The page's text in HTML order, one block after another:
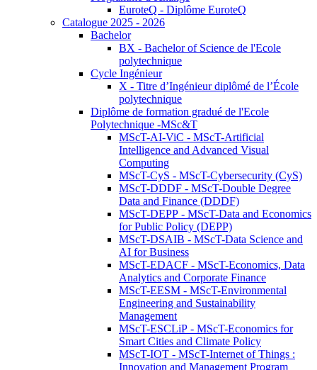
EuroteQ - Diplôme EuroteQ
Catalogue 2025 - 2026
Bachelor
BX - Bachelor of Science de l'Ecole
polytechnique
Cycle Ingénieur
X - Titre d’Ingénieur diplômé de l’École
polytechnique
Diplôme de formation gradué de l'Ecole
Polytechnique -MSc&T
MScT-AI-ViC - MScT-Artificial
Intelligence and Advanced Visual
Computing
MScT-CyS - MScT-Cybersecurity (CyS)
MScT-DDDF - MScT-Double Degree
Data and Finance (DDDF)
MScT-DEPP - MScT-Data and Economics
for Public Policy (DEPP)
MScT-DSAIB - MScT-Data Science and
AI for Business
MScT-EDACF - MScT-Economics, Data
Analytics and Corporate Finance
MScT-EESM - MScT-Environmental
Engineering and Sustainability
Management
MScT-ESCLiP - MScT-Economics for
Smart Cities and Climate Policy
MScT-IOT - MScT-Internet of Things :
Innovation and Management Program